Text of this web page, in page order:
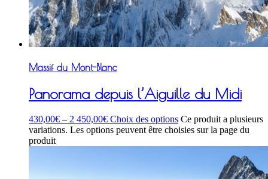
Massif du Mont-Blanc
Panorama depuis l’Aiguille du Midi
430,00€ – 2 450,00€ Choix des options Ce produit a plusieurs
variations. Les options peuvent être choisies sur la page du
produit